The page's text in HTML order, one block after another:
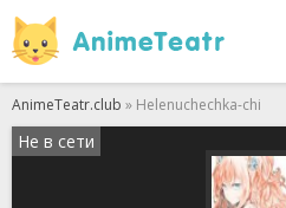
AnimeTeatr.club » Helenuchechka-chi
Не в сети